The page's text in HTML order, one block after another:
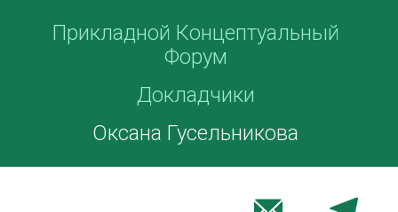
Прикладной Концептуальный
Форум
Докладчики
Оксана Гусельникова